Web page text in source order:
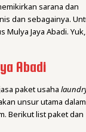
sarana dan
dan sebagainya.
Jaya Abadi. Yuk,
Abadi
paket usaha
unsur utama dalam
Berikut list paket dan